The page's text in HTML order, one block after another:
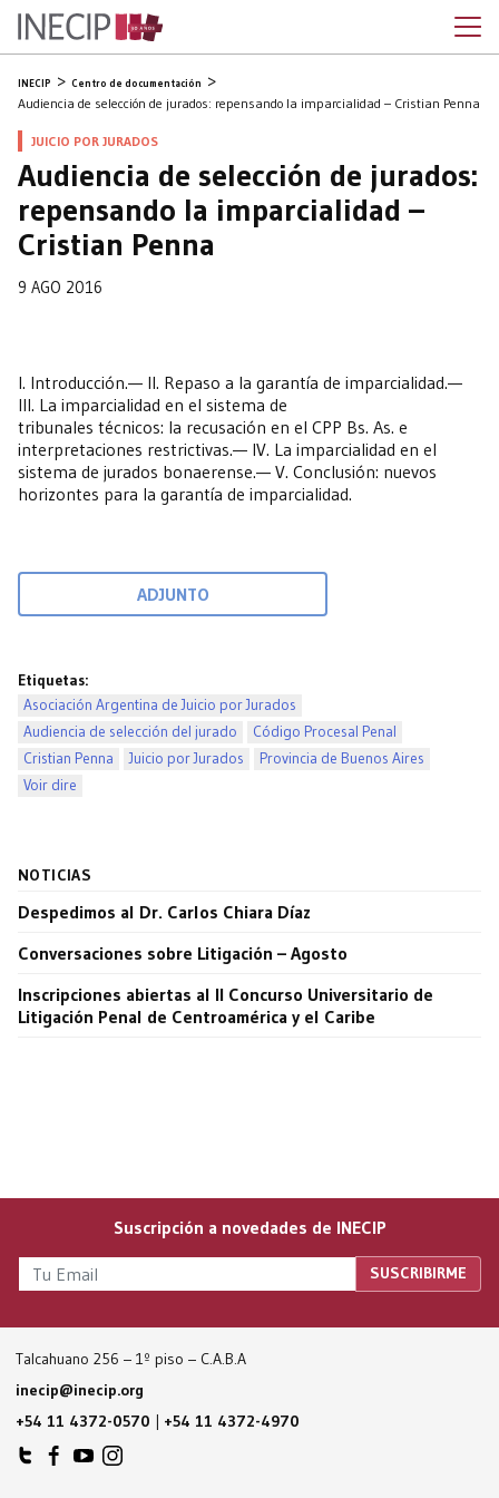
INECIP Centro de documentación
Audiencia de selección de jurados: repensando la imparcialidad – Cristian Penna
JUICIO POR JURADOS
Audiencia de selección de jurados:
repensando la imparcialidad –
Cristian Penna
9 AGO 2016
I. Introducción.— II. Repaso a la garantía de imparcialidad.—
III. La imparcialidad en el sistema de
tribunales técnicos: la recusación en el CPP Bs. As. e
interpretaciones restrictivas.— IV. La imparcialidad en el
sistema de jurados bonaerense.— V. Conclusión: nuevos
horizontes para la garantía de imparcialidad.
ADJUNTO
Etiquetas:
Asociación Argentina de Juicio por Jurados
Audiencia de selección del jurado
Código Procesal Penal
Cristian Penna
Juicio por Jurados
Provincia de Buenos Aires
Voir dire
NOTICIAS
Despedimos al Dr. Carlos Chiara Díaz
Conversaciones sobre Litigación – Agosto
Inscripciones abiertas al II Concurso Universitario de
Litigación Penal de Centroamérica y el Caribe
Suscripción a novedades de INECIP
Talcahuano 256 – 1º piso – C.A.B.A
inecip@inecip.org
+54 11 4372-0570 | +54 11 4372-4970